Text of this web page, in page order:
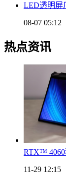
LED透明屏
08-07 05:12
热点资讯
RTX™ 4060
11-29 12:15